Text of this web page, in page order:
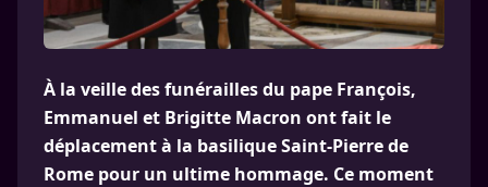
À la veille des funérailles du pape François,
Emmanuel et Brigitte Macron ont fait le
déplacement à la basilique Saint-Pierre de
Rome pour un ultime hommage. Ce moment